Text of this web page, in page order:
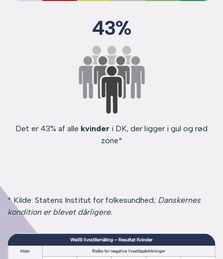
43%
Det er 43% af alle kvinder i DK, der ligger i gul og rød
zone*
* Kilde: Statens Institut for folkesundhed; Danskernes
kondition er blevet dårligere.